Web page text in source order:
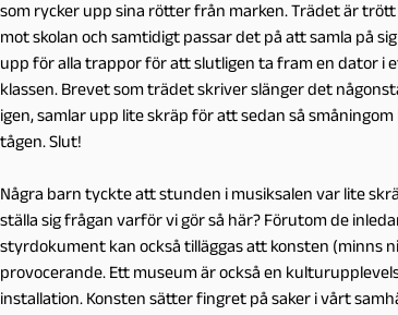
som rycker upp sina rötter från marken. Trädet är
mot skolan och samtidigt passar det på att samla på
upp för alla trappor för att slutligen ta fram en dator i
klassen. Brevet som trädet skriver slänger det
igen, samlar upp lite skräp för att sedan så
tågen. Slut!
Några barn tyckte att stunden i musiksalen var lite
ställa sig frågan varför vi gör så här? Förutom de
styrdokument kan också tilläggas att konsten (minns
provocerande. Ett museum är också en
installation. Konsten sätter fingret på saker i vårt